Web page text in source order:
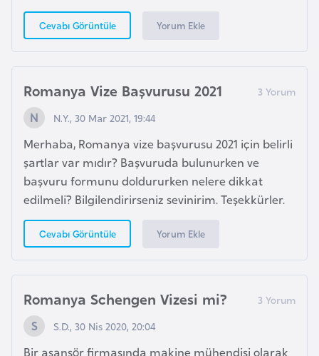
Cevabı Görüntüle Yorum Ekle
Romanya Vize Başvurusu 2021
N.Y., 30 Mar 2021, 19:44
Merhaba, Romanya vize başvurusu 2021 için belirli
şartlar var mıdır? Başvuruda bulunurken ve
başvuru formunu doldururken nelere dikkat
edilmeli? Bilgilendirirseniz sevinirim. Teşekkürler.
Cevabı Görüntüle Yorum Ekle
Romanya Schengen Vizesi mi?
S.D., 30 Nis 2020, 20:04
Bir asansör firmasında makine mühendisi olarak
a
l
i
F
i
n
n
y
a